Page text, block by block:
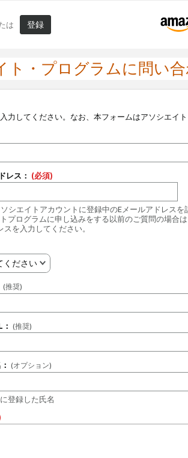
は 登録
ト・プログラムに問い
力してください。なお、本フォームはアソシエイ
レス： (必須)
シエイトアカウントに登録中のEメールアドレスを
プログラムに申し込みをする以前のご質問の場合
を入力してください。
ください
(推奨)
(推奨)
(オプション)
登録した氏名